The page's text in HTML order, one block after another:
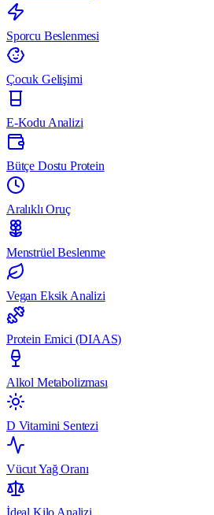
Sporcu Beslenmesi
Çocuk Gelişimi
E-Kodu Analizi
Bütçe Dostu Protein
Aralıklı Oruç
Menstrüel Beslenme
Vegan Eksik Analizi
Protein Emici (DIAAS)
Alkol Metabolizması
D Vitamini Sentezi
Vücut Yağ Oranı
İdeal Kilo Analizi